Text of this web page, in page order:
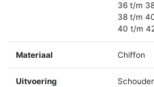
36 t/m
38 t/m
40 t/m
Materiaal Chiffon
Uitvoering